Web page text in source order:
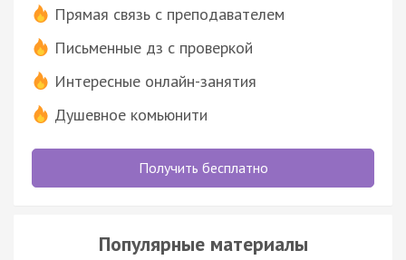
Прямая связь с преподавателем
Письменные дз с проверкой
Интересные онлайн-занятия
Душевное комьюнити
Получить бесплатно
Популярные материалы